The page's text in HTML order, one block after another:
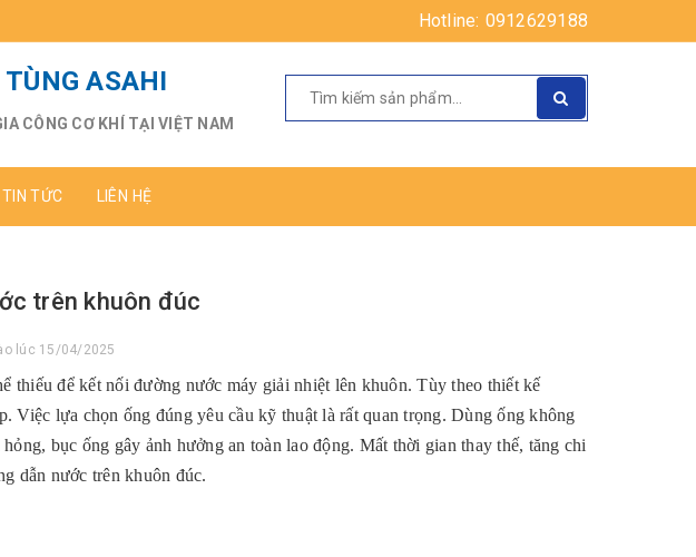
Hotline: 0912629188
ASAHI
CÔNG CƠ KHÍ TẠI VIỆT NAM
TIN TỨC LIÊN HỆ
trên khuôn đúc
lúc 15/04/2025
thiếu để kết nối đường nước máy giải nhiệt lên khuôn. Tùy theo thiết kế
Việc lựa chọn ống đúng yêu cầu kỹ thuật là rất quan trọng. Dùng ống không
bục ống gây ảnh hưởng an toàn lao động. Mất thời gian thay thế, tăng chi
dẫn nước trên khuôn đúc.